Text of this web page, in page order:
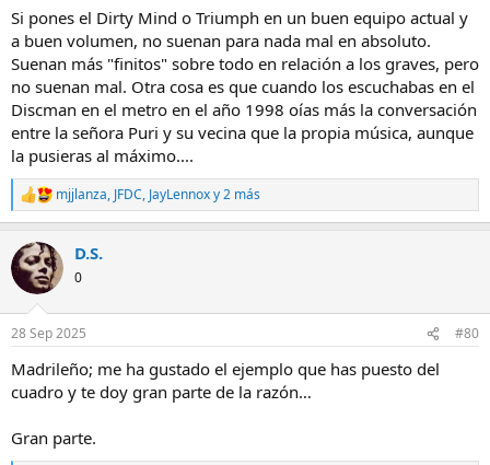
Si pones el Dirty Mind o Triumph en un buen equipo actual y
a buen volumen, no suenan para nada mal en absoluto.
Suenan más "finitos" sobre todo en relación a los graves, pero
no suenan mal. Otra cosa es que cuando los escuchabas en el
Discman en el metro en el año 1998 oías más la conversación
entre la señora Puri y su vecina que la propia música, aunque
la pusieras al máximo....
R
e
c
c
i
e
:
mjjlanza, JFDC, JayLennoxy 2 más
D.S.
0
28 Sep 2025 #80
Madrileño; me ha gustado el ejemplo que has puesto del
cuadro y te doy gran parte de la razón…
Gran parte.